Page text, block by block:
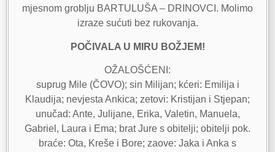
mjesnom groblju BARTULUŠA – DRINOVCI. Molimo
izraze sućuti bez rukovanja.
POČIVALA U MIRU BOŽJEM!
OŽALOŠĆENI:
suprug Mile (ČOVO); sin Milijan; kćeri: Emilija i
Klaudija; nevjesta Ankica; zetovi: Kristijan i Stjepan;
unučad: Ante, Julijane, Erika, Valetin, Manuela,
Gabriel, Laura i Ema; brat Jure s obitelji; obitelji pok.
braće: Ota, Kreše i Bore; zaove: Jaka i Anka s